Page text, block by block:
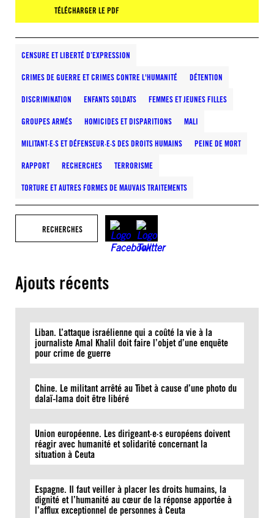
TÉLÉCHARGER LE PDF
CENSURE ET LIBERTÉ D’EXPRESSION
CRIMES DE GUERRE ET CRIMES CONTRE L'HUMANITÉ DÉTENTION
DISCRIMINATION ENFANTS SOLDATS FEMMES ET JEUNES FILLES
GROUPES ARMÉS HOMICIDES ET DISPARITIONS MALI
MILITANT·E·S ET DÉFENSEUR·E·S DES DROITS HUMAINS PEINE DE MORT
RAPPORT RECHERCHES TERRORISME
TORTURE ET AUTRES FORMES DE MAUVAIS TRAITEMENTS
RECHERCHES
Ajouts récents
Liban. L’attaque israélienne qui a coûté la vie à la
journaliste Amal Khalil doit faire l’objet d’une enquête
pour crime de guerre
Chine. Le militant arrêté au Tibet à cause d’une photo du
dalaï-lama doit être libéré
Union européenne. Les dirigeant·e·s européens doivent
réagir avec humanité et solidarité concernant la
situation à Ceuta
Espagne. Il faut veiller à placer les droits humains, la
dignité et l’humanité au cœur de la réponse apportée à
l’afflux exceptionnel de personnes à Ceuta